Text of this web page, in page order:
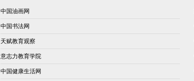
中国油画网
中国书法网
天赋教育观察
意志力教育学院
中国健康生活网